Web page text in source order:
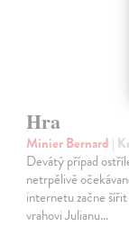
Hra
Minier Bernard |
Devátý případ
netrpělivě
internetu začne
vrahovi Julianu…